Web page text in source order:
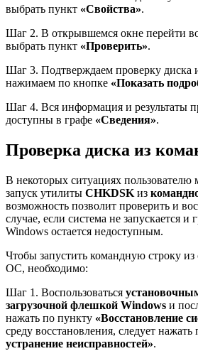
выбрать пункт «Свойства».
Шаг 2. В открывшемся окне перейти
выбрать пункт «Проверить».
Шаг 3. Подтверждаем проверку диска
нажимаем по кнопке «Показать
Шаг 4. Вся информация и результаты
доступны в графе «Сведения».
Проверка диска из
В некоторых ситуациях пользователю
запуск утилиты CHKDSK из
возможность позволит проверить и
случае, если система не запускается
Windows остается недоступным.
Чтобы запустить командную строку из
ОС, необходимо:
Шаг 1. Воспользоваться
загрузочной флешкой Windows и
нажать по пункту «Восстановление
среду восстановления, следует нажать
устранение неисправностей».